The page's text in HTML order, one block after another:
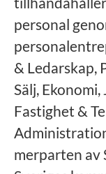
personal
& Ledarskap,
Sälj,
Fastighet &
merparten av